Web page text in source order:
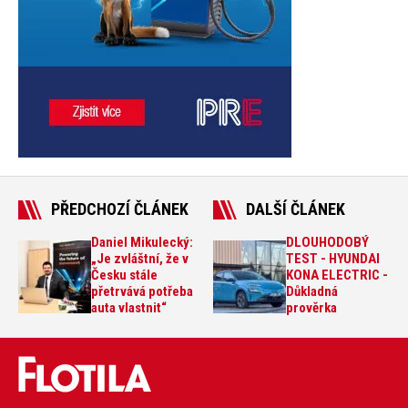
PŘEDCHOZÍ ČLÁNEK
Daniel Mikulecký:
„Je zvláštní, že v
Česku stále
přetrvává potřeba
auta vlastnit“
DALŠÍ ČLÁNEK
DLOUHODOBÝ
TEST - HYUNDAI
KONA ELECTRIC -
Důkladná
prověrka